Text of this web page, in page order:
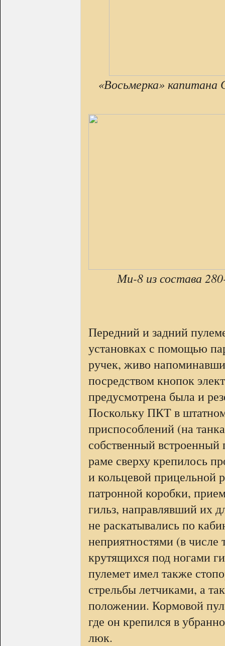
«Восьмерка» капитана
Ми-8 из состава
Передний и задний
установках с помощью
ручек, живо
посредством кнопок
предусмотрена была и
Поскольку ПКТ в
приспособлений (на
собственный
раме сверху крепилось
и кольцевой прицельной
патронной коробки,
гильз, направлявший их
не раскатывались по
неприятностями (в числе
крутящихся под ногами
пулемет имел также
стрельбы летчиками, а
положении. Кормовой
где он крепился в
люк.